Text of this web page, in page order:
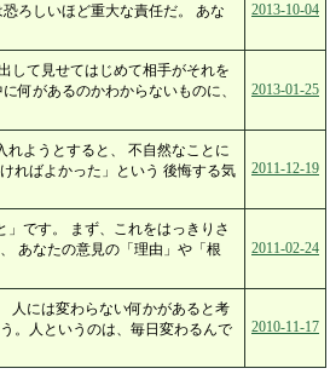
ろしいほど重大な責任だ。 あな
2013-10-04
して見せてはじめて相手がそれを
何があるのかわからないものに、
2013-01-25
れようとすると、 不自然なことに
ればよかった」という 後悔する気
2011-12-19
」です。 まず、これをはっきりさ
あなたの意見の「理由」や「根
2011-02-24
人には変わらない何かがあると考
。人というのは、毎日変わるんで
2010-11-17